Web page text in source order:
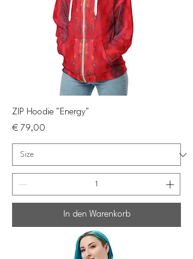
ZIP Hoodie "Energy"
Preis
€ 79,00
In den Warenkorb